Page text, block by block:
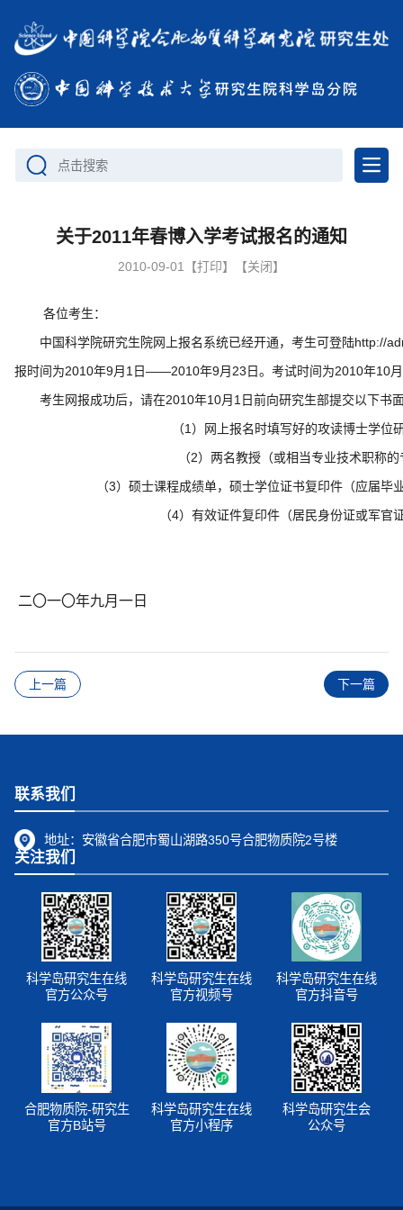
点击搜索
关于2011年春博入学考试报名的通知
2010-09-01 【打印】 【关闭】
各位考生：
中国科学院研究生院网上报名系统已经开通，考生可登陆http://
报时间为2010年9月1日——2010年9月23日。考试时间为2010年10
考生网报成功后，请在2010年10月1日前向研究生部提交以下书
（1）网上报名时填写好的攻读博士学位
（2） 两名教授（或相当专业技术职称
（3）硕士课程成绩单，硕士学位证书复印件（应届毕
（4）有效证件复印件（居民身份证或军官
二〇一〇年九月一日
上一篇 下一篇
联系我们
地址： 安徽省合肥市蜀山湖路350号合肥物质院2号楼
关注我们
科学岛研究生在线
官方公众号
科学岛研究生在线
官方视频号
科学岛研究生在线
官方抖音号
合肥物质院-研究生
官方B站号
科学岛研究生在线
官方小程序
科学岛研究生会
公众号